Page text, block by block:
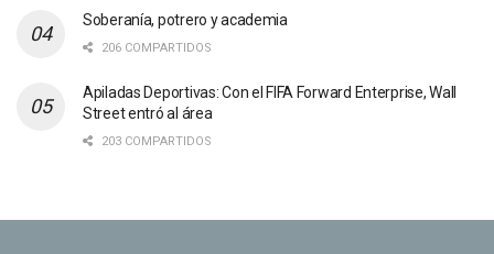
Soberanía, potrero y academia
206 COMPARTIDOS
Apiladas Deportivas: Con el FIFA Forward Enterprise, Wall
Street entró al área
203 COMPARTIDOS